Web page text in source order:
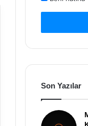
Son Yazılar